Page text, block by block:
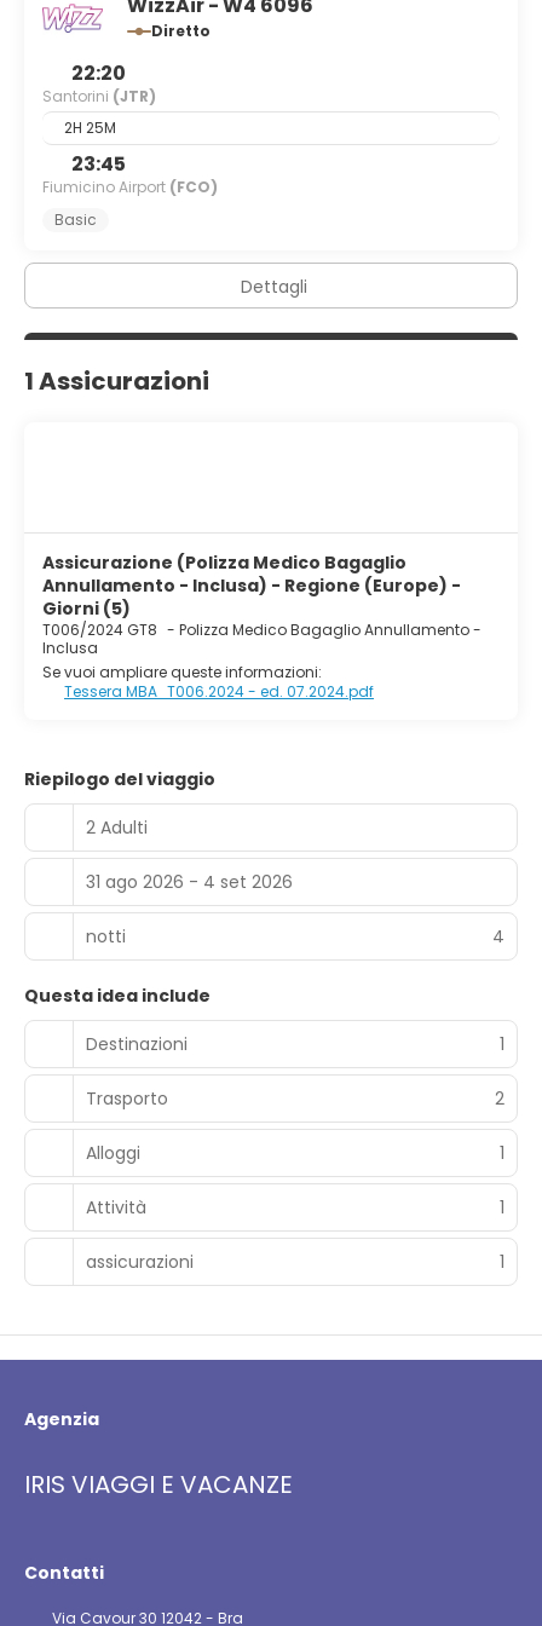
Diretto
22:20
Santorini (JTR)
2H 25M
23:45
Fiumicino Airport (FCO)
Basic
Dettagli
1 Assicurazioni
Assicurazione (Polizza Medico Bagaglio
Annullamento - Inclusa) - Regione (Europe) -
Giorni (5)
T006/2024 GT8 - Polizza Medico Bagaglio Annullamento -
Inclusa
Se vuoi ampliare queste informazioni:
Tessera MBA_T006.2024 - ed. 07.2024.pdf
Riepilogo del viaggio
2 Adulti
31 ago 2026 - 4 set 2026
notti 4
Questa idea include
Destinazioni
1
Trasporto 2
Alloggi 1
Attività 1
assicurazioni 1
Agenzia
IRIS VIAGGI E VACANZE
Contatti
Via Cavour 30 12042 - Bra